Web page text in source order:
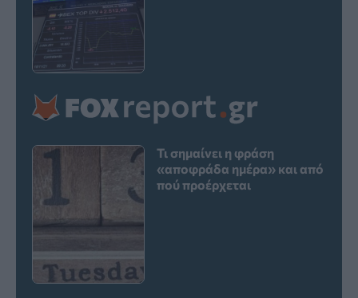
Τι σημαίνει η φράση
«αποφράδα ημέρα» και από
πού προέρχεται